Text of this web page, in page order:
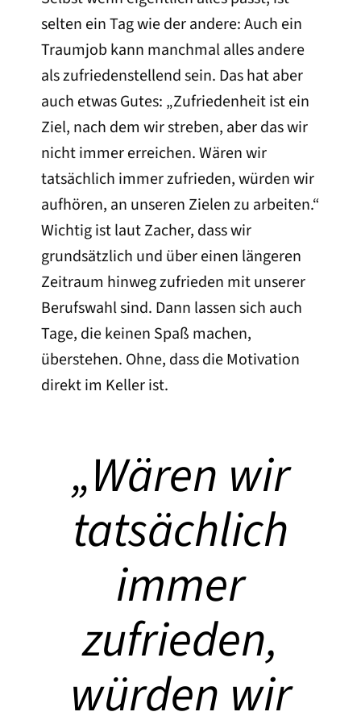
selten ein Tag wie der andere: Auch ein
Traumjob kann manchmal alles andere
als zufriedenstellend sein. Das hat aber
auch etwas Gutes: „Zufriedenheit ist ein
Ziel, nach dem wir streben, aber das wir
nicht immer erreichen. Wären wir
tatsächlich immer zufrieden, würden wir
aufhören, an unseren Zielen zu arbeiten.“
Wichtig ist laut Zacher, dass wir
grundsätzlich und über einen längeren
Zeitraum hinweg zufrieden mit unserer
Berufswahl sind. Dann lassen sich auch
Tage, die keinen Spaß machen,
überstehen. Ohne, dass die Motivation
direkt im Keller ist.
„Wären wir
tatsächlich
immer
zufrieden,
würden wir